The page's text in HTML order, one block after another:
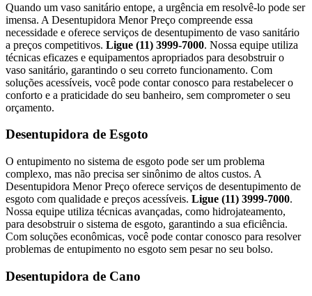
Quando um vaso sanitário entope, a urgência em resolvê-lo pode ser
imensa. A Desentupidora Menor Preço compreende essa
necessidade e oferece serviços de desentupimento de vaso sanitário
a preços competitivos. Ligue (11) 3999-7000. Nossa equipe utiliza
técnicas eficazes e equipamentos apropriados para desobstruir o
vaso sanitário, garantindo o seu correto funcionamento. Com
soluções acessíveis, você pode contar conosco para restabelecer o
conforto e a praticidade do seu banheiro, sem comprometer o seu
orçamento.
Desentupidora de Esgoto
O entupimento no sistema de esgoto pode ser um problema
complexo, mas não precisa ser sinônimo de altos custos. A
Desentupidora Menor Preço oferece serviços de desentupimento de
esgoto com qualidade e preços acessíveis. Ligue (11) 3999-7000.
Nossa equipe utiliza técnicas avançadas, como hidrojateamento,
para desobstruir o sistema de esgoto, garantindo a sua eficiência.
Com soluções econômicas, você pode contar conosco para resolver
problemas de entupimento no esgoto sem pesar no seu bolso.
Desentupidora de Cano